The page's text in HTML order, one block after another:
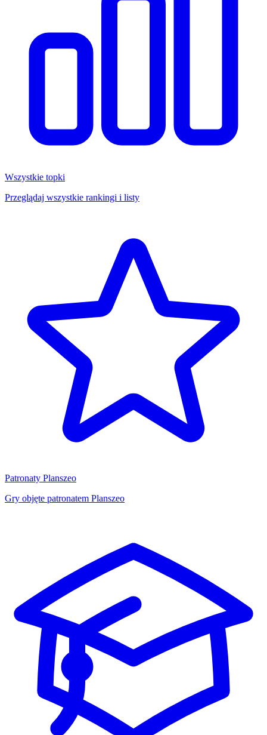
Wszystkie topki
Przeglądaj wszystkie rankingi i listy
Patronaty Planszeo
Gry objęte patronatem Planszeo